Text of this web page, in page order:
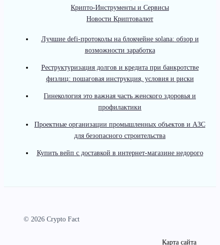
Крипто-Инструменты и Сервисы
Новости Криптовалют
Лучшие defi-протоколы на блокчейне solana: обзор и
возможности заработка
Реструктуризация долгов и кредита при банкротстве
физлиц: пошаговая инструкция, условия и риски
Гинекология это важная часть женского здоровья и
профилактики
Проектные организации промышленных объектов и АЗС
для безопасного строительства
Купить вейп с доставкой в интернет-магазине недорого
© 2026 Crypto Fact
Карта сайта